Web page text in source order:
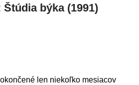
býka (1991)
len niekoľko mesiacov